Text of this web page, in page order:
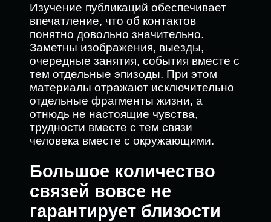
Изучение публикаций обеспечивает
впечатление, что об контактов
понятно довольно значительно.
Заметны изображения, выезды,
очередные занятия, события вместе с
тем отдельные эпизоды. При этом
материалы отражают исключительно
отдельные фрагменты жизни, а
отнюдь не настоящие чувства,
трудности вместе с тем связи
человека вместе с окружающими.
Большое количество
связей вовсе не
гарантирует близости